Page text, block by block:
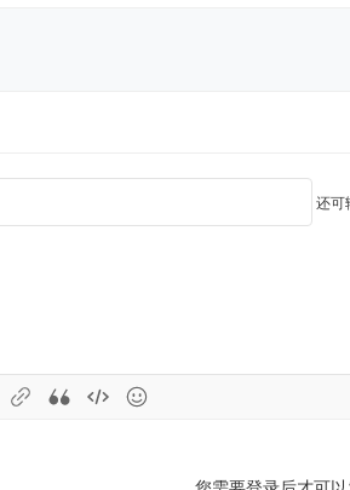
还可